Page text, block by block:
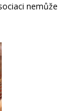
nemůže